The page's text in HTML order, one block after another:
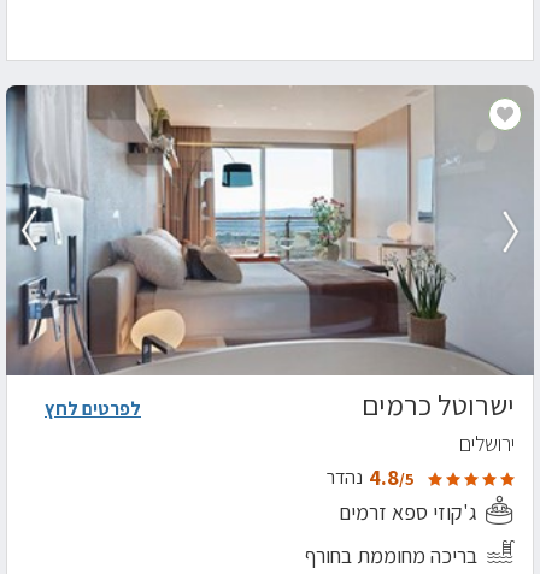
ישרוטל כרמים
ירושלים
4.8/5 נהדר
ג'קוזי ספא זרמים
בריכה מחוממת בחורף
לפרטים לחץ